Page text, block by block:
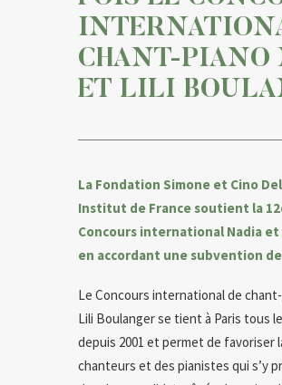
CHANT-PIANO
ET LILI
La Fondation Simone et Cino Del
Institut de Francesoutient la
Concours international Nadia
en accordant une subvention
Le Concours international de
Lili Boulanger se tient à Paris tous
depuis 2001 et permet de favoriser
chanteurs et des pianistes qui s’y